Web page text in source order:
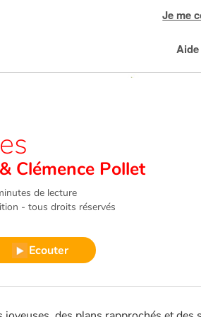
Je me
Aide
& Clémence Pollet
de lecture
- tous droits réservés
Ecouter